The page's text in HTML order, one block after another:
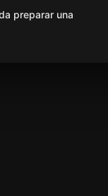
preparar una